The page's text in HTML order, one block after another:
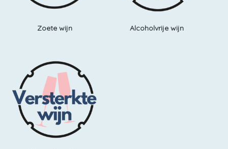
Zoete wijn Alcoholvrije wijn